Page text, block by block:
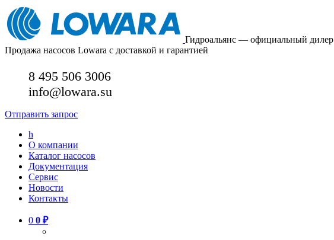
Гидроальянс — официальный дилер
Продажа насосов Lowara с доставкой и гарантией
8 495 506 3006
info@lowara.su
Отправить запрос
h
О компании
Каталог насосов
Документация
Сервис
Новости
Контакты
0 0 ₽